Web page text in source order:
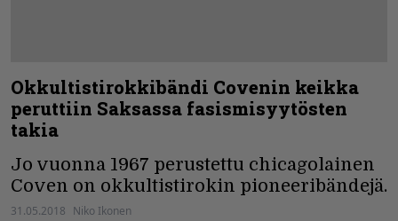
Okkultistirokkibändi Covenin keikka
peruttiin Saksassa fasismisyytösten
takia
Jo vuonna 1967 perustettu chicagolainen
Coven on okkultistirokin pioneeribändejä.
31.05.2018 Niko Ikonen